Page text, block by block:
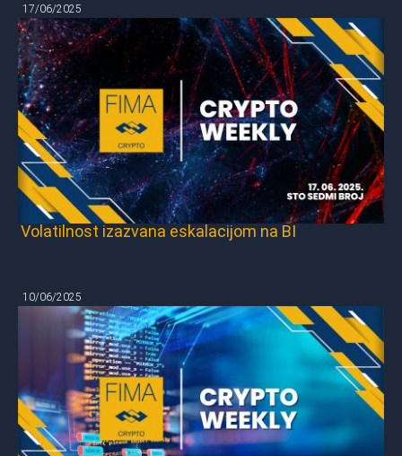
17/06/2025
Volatilnost izazvana eskalacijom na BI
10/06/2025